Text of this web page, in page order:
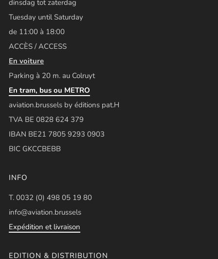
dinsdag tot zaterdag
Tuesday until Saturday
de 11:00 à 18:00
ACCÈS / ACCESS
En voiture
Parking à 20 m. au Colruyt
En tram, bus ou METRO
aviation.brussels by éditions pat.H
TVA BE 0828 624 379
IBAN BE21 7805 9293 0903
BIC GKCCBEBB
INFO
T. 0032 (0) 498 05 19 80
info@aviation.brussels
Expédition et livraison
EDITION & DISTRIBUTION